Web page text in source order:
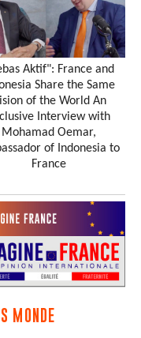
Aktif": France and
Share the Same
of the World An
Interview with
Mohamad Oemar,
of Indonesia to
France
MONDE